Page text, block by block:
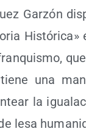
Gar­zón
His­tó­ri­ca»
una
la
lesa